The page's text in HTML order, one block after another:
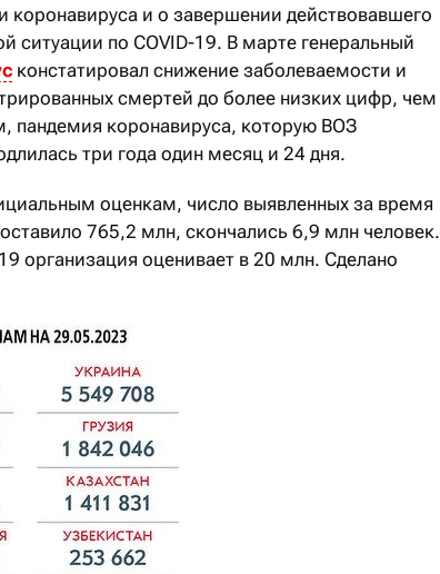
коронавируса и о завершении действовавшего
ситуации по COVID-19. В марте генеральный
констатировал снижение заболеваемости и
смертей до более низких цифр, чем
пандемия коронавируса, которую ВОЗ
три года один месяц и 24 дня.
оценкам, число выявленных за время
765,2 млн, скончались 6,9 млн человек.
организация оценивает в 20 млн. Сделано